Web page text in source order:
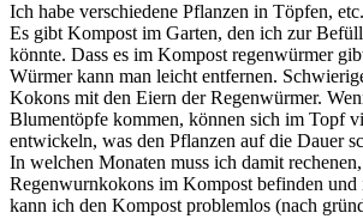
Ich habe verschiedene Pflanzen in Töpfen, etc.
Es gibt Kompost im Garten, den ich zur
könnte. Dass es im Kompost regenwürmer
Würmer kann man leicht entfernen.
Kokons mit den Eiern der Regenwürmer.
Blumentöpfe kommen, können sich im Topf
entwickeln, was den Pflanzen auf die Dauer
In welchen Monaten muss ich damit
Regenwurnkokons im Kompost befinden
kann ich den Kompost problemlos (nach